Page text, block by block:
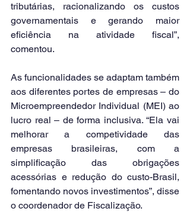
tributárias, racionalizando os custos
governamentais e gerando maior
eficiência na atividade fiscal”,
comentou.
As funcionalidades se adaptam também
aos diferentes portes de empresas – do
Microempreendedor Individual (MEI) ao
lucro real – de forma inclusiva. “Ela vai
melhorar a competividade das
empresas brasileiras, com a
simplificação das obrigações
acessórias e redução do custo-Brasil,
fomentando novos investimentos”, disse
o coordenador de Fiscalização.